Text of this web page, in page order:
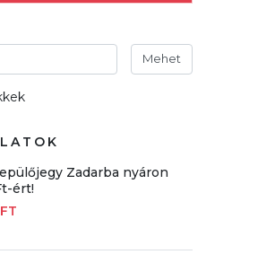
Mehet
Zadarba nyáron
ért!